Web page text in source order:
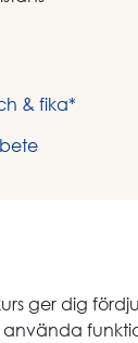
& fika*
ger dig